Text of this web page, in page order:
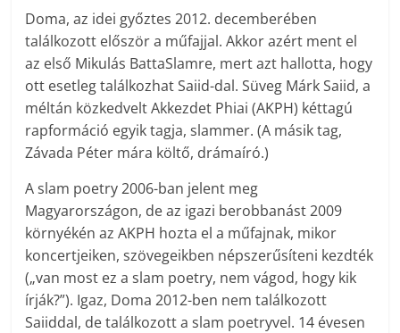
Doma, az idei győztes 2012. decemberében
találkozott először a műfajjal. Akkor azért ment el
az első Mikulás BattaSlamre, mert azt hallotta, hogy
ott esetleg találkozhat Saiid-dal. Süveg Márk Saiid, a
méltán közkedvelt Akkezdet Phiai (AKPH) kéttagú
rapformáció egyik tagja, slammer. (A másik tag,
Závada Péter mára költő, drámaíró.)
A slam poetry 2006-ban jelent meg
Magyarországon, de az igazi berobbanást 2009
környékén az AKPH hozta el a műfajnak, mikor
koncertjeiken, szövegeikben népszerűsíteni kezdték
(„van most ez a slam poetry, nem vágod, hogy kik
írják?”). Igaz, Doma 2012-ben nem találkozott
Saiiddal, de találkozott a slam poetryvel. 14 évesen